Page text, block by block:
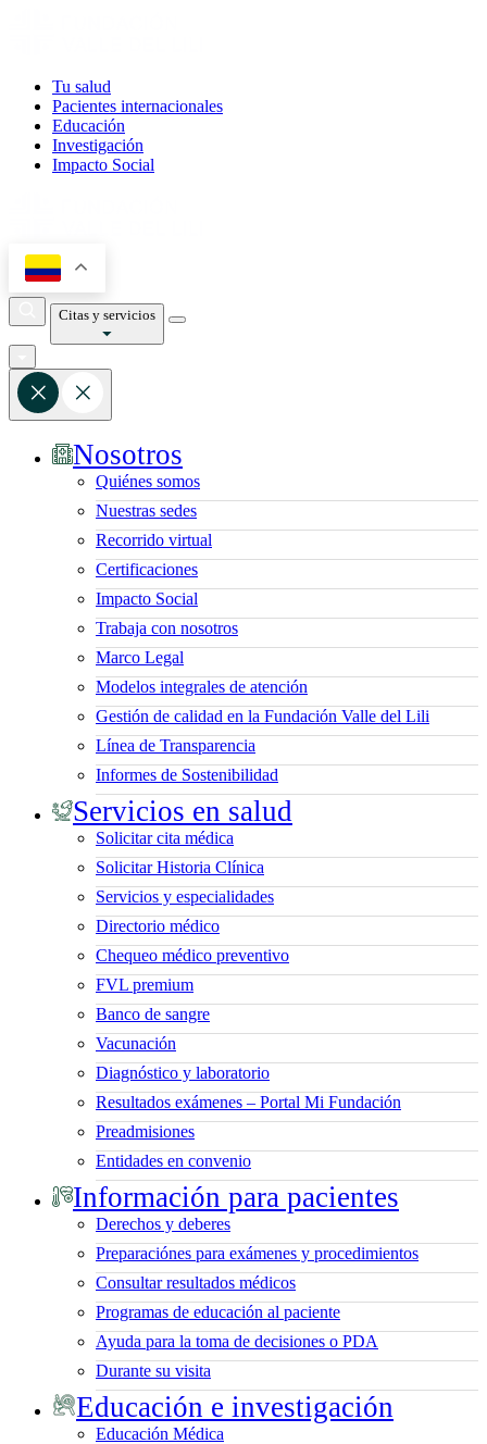
Tu salud
Pacientes internacionales
Educación
Investigación
Impacto Social
Citas y servicios
Nosotros
Quiénes somos
Nuestras sedes
Recorrido virtual
Certificaciones
Impacto Social
Trabaja con nosotros
Marco Legal
Modelos integrales de atención
Gestión de calidad en la Fundación Valle del Lili
Línea de Transparencia
Informes de Sostenibilidad
Servicios en salud
Solicitar cita médica
Solicitar Historia Clínica
Servicios y especialidades
Directorio médico
Chequeo médico preventivo
FVL premium
Banco de sangre
Vacunación
Diagnóstico y laboratorio
Resultados exámenes – Portal Mi Fundación
Preadmisiones
Entidades en convenio
Información para pacientes
Derechos y deberes
Preparaciónes para exámenes y procedimientos
Consultar resultados médicos
Programas de educación al paciente
Ayuda para la toma de decisiones o PDA
Durante su visita
Educación e investigación
Educación Médica